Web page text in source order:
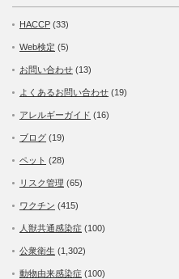
HACCP (33)
Web検定 (5)
お問い合わせ (13)
よくあるお問い合わせ (19)
アレルギーガイド (16)
ブログ (19)
ペット (28)
リスク管理 (65)
ワクチン (415)
人獣共通感染症 (100)
公衆衛生 (1,302)
動物由来感染症 (100)